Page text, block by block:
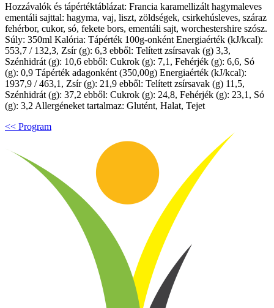
Hozzávalók és tápértéktáblázat: Francia karamellizált hagymaleves
ementáli sajttal: hagyma, vaj, liszt, zöldségek, csirkehúsleves, száraz
fehérbor, cukor, só, fekete bors, ementáli sajt, worchestershire szósz.
Súly: 350ml Kalória: Tápérték 100g-onként Energiaérték (kJ/kcal):
553,7 / 132,3, Zsír (g): 6,3 ebből: Telített zsírsavak (g) 3,3,
Szénhidrát (g): 10,6 ebből: Cukrok (g): 7,1, Fehérjék (g): 6,6, Só
(g): 0,9 Tápérték adagonként (350,00g) Energiaérték (kJ/kcal):
1937,9 / 463,1, Zsír (g): 21,9 ebből: Telített zsírsavak (g) 11,5,
Szénhidrát (g): 37,2 ebből: Cukrok (g): 24,8, Fehérjék (g): 23,1, Só
(g): 3,2 Allergéneket tartalmaz: Glutént, Halat, Tejet
<< Program